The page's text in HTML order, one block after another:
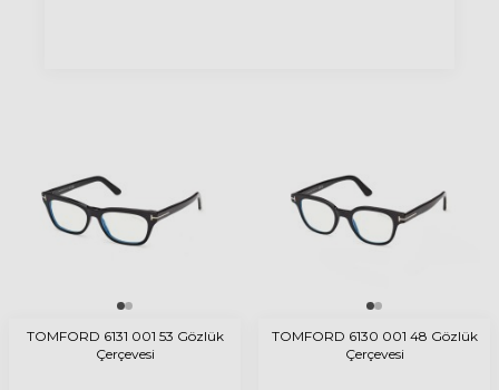
TOMFORD 6131 001 53 Gözlük
Çerçevesi
TOMFORD 6130 001 48 Gözlük
Çerçevesi